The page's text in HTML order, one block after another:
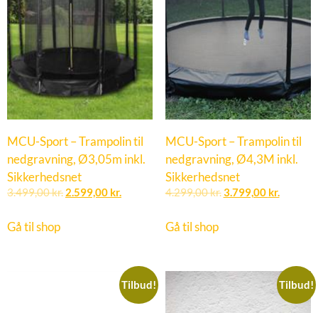
MCU-Sport – Trampolin til
nedgravning, Ø3,05m inkl.
Sikkerhedsnet
3.499,00kr. 2.599,00 kr.
Gå til shop
MCU-Sport – Trampolin til
nedgravning, Ø4,3M inkl.
Sikkerhedsnet
4.299,00kr. 3.799,00 kr.
Gå til shop
Tilbud! Tilbud!